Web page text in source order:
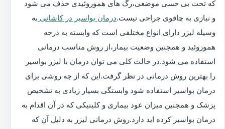
که تحت بی حسی موضعی،رگ های هموروئیدی حذف می شود
و نیازی به چاقوی جراحی نیست.درمان بواسیر در کاشانی به
وسیله لیزر دارای انواع مختلفی است که وابسته به درجه
هموروئید و همچنین وضعیت بیمار،از روش مناسب درمانی
استفاده می شود.در حالت کلی می توان درمان با لیزر بواسیر
را بهترین روش درمانی در نظر گرفت.این که از چه روشی برای
درمان بواسیر استفاده شود وابستگی بسیار زیادی به تشخیص
پزشک و همچنین میزان عود بیماری و کلینیکی که در آن اقدام به
درمان بواسیر کرده اید دارد.روش درمانی لیزر به دلیل آن که